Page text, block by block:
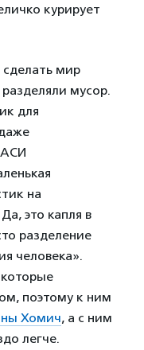
курирует
мир
мусор.
для
АСИ
на
это капля в
разделение
человека».
поэтому к ним
Хомич, а с ним
легче.